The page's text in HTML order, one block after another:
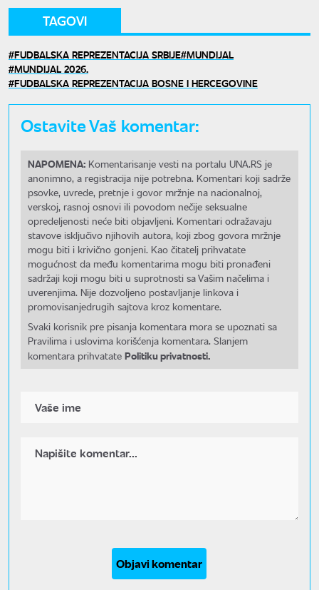
TAGOVI
FUDBALSKA REPREZENTACIJA SRBIJE MUNDIJAL
MUNDIJAL 2026.
FUDBALSKA REPREZENTACIJA BOSNE I HERCEGOVINE
Ostavite Vaš komentar:
NAPOMENA: Komentarisanje vesti na portalu UNA.RS je
anonimno, a registracija nije potrebna. Komentari koji sadrže
psovke, uvrede, pretnje i govor mržnje na nacionalnoj,
verskoj, rasnoj osnovi ili povodom nečije seksualne
opredeljenosti neće biti objavljeni. Komentari odražavaju
stavove isključivo njihovih autora, koji zbog govora mržnje
mogu biti i krivično gonjeni. Kao čitatelj prihvatate
mogućnost da među komentarima mogu biti pronađeni
sadržaji koji mogu biti u suprotnosti sa Vašim načelima i
uverenjima. Nije dozvoljeno postavljanje linkova i
promovisanjedrugih sajtova kroz komentare.
Svaki korisnik pre pisanja komentara mora se upoznati sa
Pravilima i uslovima korišćenja komentara. Slanjem
komentara prihvatate Politiku privatnosti.
Objavi komentar